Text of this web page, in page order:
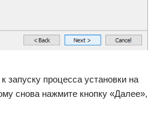
запуску процесса установки на
снова нажмите кнопку «Далее»,